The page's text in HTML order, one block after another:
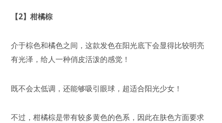
【2】柑橘棕
介于棕色和橘色之间，这款发色在阳光底下会显得比较明亮
有光泽，给人一种俏皮活泼的感觉！
既不会太低调，还能够吸引眼球，超适合阳光少女！
不过，柑橘棕是带有较多黄色的色系，因此在肤色方面要求